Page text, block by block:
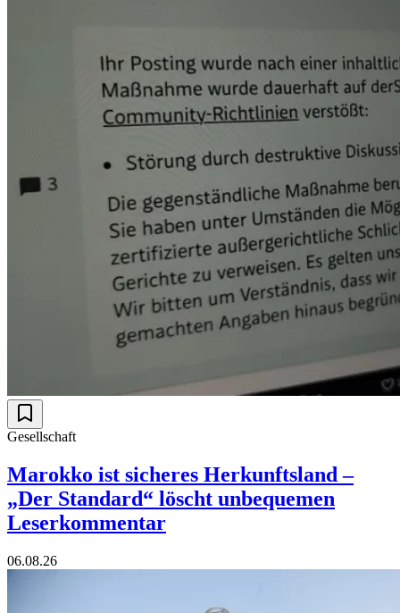
Gesellschaft
Marokko ist sicheres Herkunftsland –
„Der Standard“ löscht unbequemen
Leserkommentar
06.08.26